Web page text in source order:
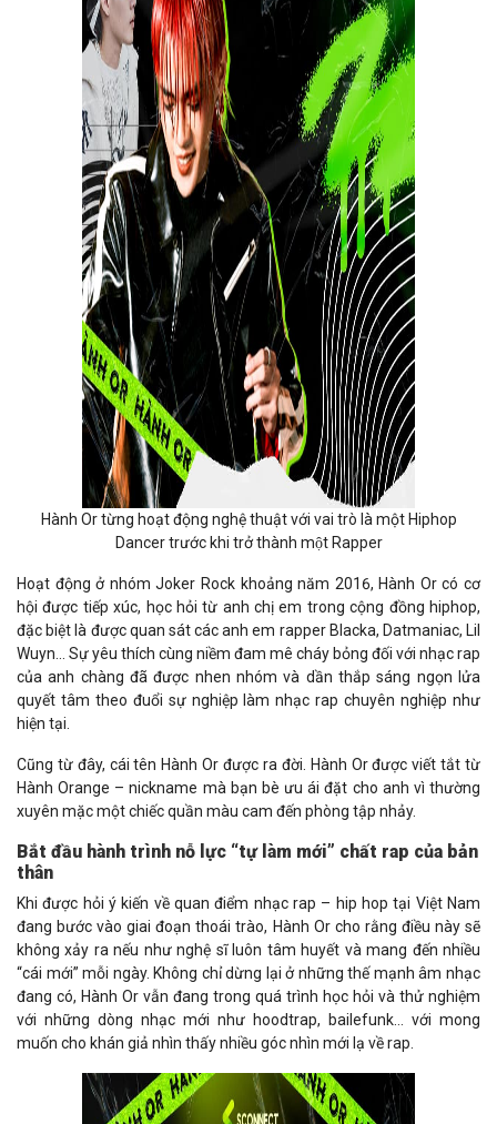
Hành Or từng hoạt động nghệ thuật với vai trò là một Hiphop
Dancer trước khi trở thành một Rapper
Hoạt động ở nhóm Joker Rock khoảng năm 2016, Hành Or có cơ
hội được tiếp xúc, học hỏi từ anh chị em trong cộng đồng hiphop,
đặc biệt là được quan sát các anh em rapper Blacka, Datmaniac, Lil
Wuyn… Sự yêu thích cùng niềm đam mê cháy bỏng đối với nhạc rap
của anh chàng đã được nhen nhóm và dần thắp sáng ngọn lửa
quyết tâm theo đuổi sự nghiệp làm nhạc rap chuyên nghiệp như
hiện tại.
Cũng từ đây, cái tên Hành Or được ra đời. Hành Or được viết tắt từ
Hành Orange – nickname mà bạn bè ưu ái đặt cho anh vì thường
xuyên mặc một chiếc quần màu cam đến phòng tập nhảy.
Bắt đầu hành trình nỗ lực “tự làm mới” chất rap của bản
thân
Khi được hỏi ý kiến về quan điểm nhạc rap – hip hop tại Việt Nam
đang bước vào giai đoạn thoái trào, Hành Or cho rằng điều này sẽ
không xảy ra nếu như nghệ sĩ luôn tâm huyết và mang đến nhiều
“cái mới” mỗi ngày. Không chỉ dừng lại ở những thế mạnh âm nhạc
đang có, Hành Or vẫn đang trong quá trình học hỏi và thử nghiệm
với những dòng nhạc mới như hoodtrap, bailefunk… với mong
muốn cho khán giả nhìn thấy nhiều góc nhìn mới lạ về rap.